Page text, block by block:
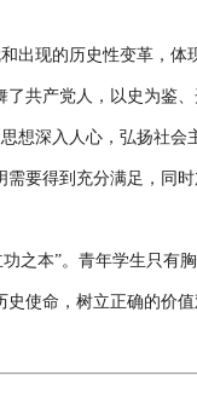
出现的历史性变革，
共产党人，以史为鉴、
想深入人心，弘扬社
要得到充分满足，同
之本”。青年学生只有
使命，树立正确的价